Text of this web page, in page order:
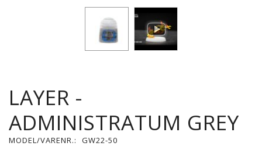
LAYER -
ADMINISTRATUM GREY
MODEL/VARENR.: GW22-50